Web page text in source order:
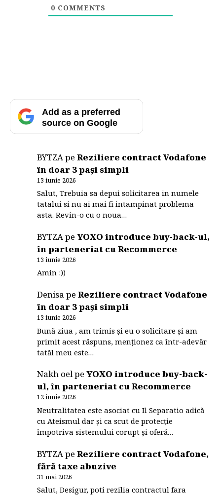
0 COMMENTS
Add as a preferred
source on Google
BYTZApeReziliere contract Vodafone
în doar 3 pași simpli
13 iunie 2026
Salut, Trebuia sa depui solicitarea in numele
tatalui si nu ai mai fi intampinat problema
asta. Revin-o cu o noua…
BYTZApeYOXO introduce buy-back-ul,
în parteneriat cu Recommerce
13 iunie 2026
Amin :))
DenisapeReziliere contract Vodafone
în doar 3 pași simpli
13 iunie 2026
Bună ziua , am trimis și eu o solicitare și am
primit acest răspuns, menționez ca într-adevăr
tatăl meu este…
Nakh oelpeYOXO introduce buy-back-
ul, în parteneriat cu Recommerce
12 iunie 2026
Neutralitatea este asociat cu Il Separatio adică
cu Ateismul dar și ca scut de protecție
împotriva sistemului corupt și oferă…
BYTZApeReziliere contract Vodafone,
fără taxe abuzive
31 mai 2026
Salut, Desigur, poti rezilia contractul fara